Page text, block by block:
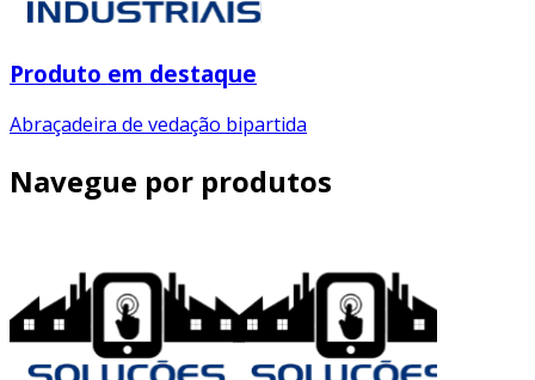
Produto em destaque
Abraçadeira de vedação bipartida
Navegue por produtos